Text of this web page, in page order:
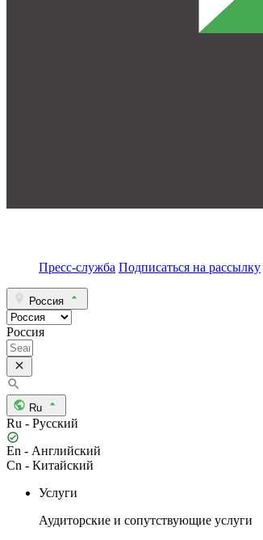
Пресс-служба Подписаться на рассылку
Россия
Россия
Ru
Ru - Русский
En - Английский
Cn - Китайский
Услуги
Аудиторские и сопутствующие услуги